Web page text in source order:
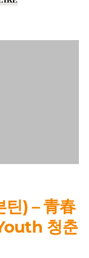
틴) – 青春
청춘